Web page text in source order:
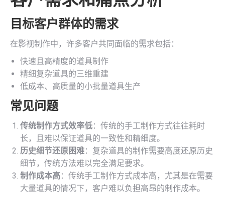
目标客户群体的需求
在影视制作中，许多客户共同面临的需求包括：
快速且高精度的道具制作
精细复杂道具的三维重建
低成本、高质量的小批量道具生产
常见问题
传统制作方式效率低：传统的手工制作方式往往耗时
长，且难以保证道具的一致性和精细度。
历史细节还原困难：复杂道具的制作需要高度还原历史
细节，传统方法难以完全满足要求。
制作成本高：传统手工制作方式成本高，尤其是在需要
大量道具的情况下，客户难以负担高昂的制作成本。